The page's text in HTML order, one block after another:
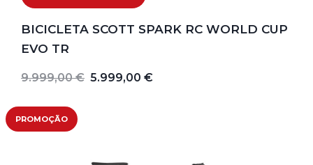
BICICLETA SCOTT SPARK RC WORLD CUP
EVO TR
9.999,00 € 5.999,00 €
PROMOÇÃO